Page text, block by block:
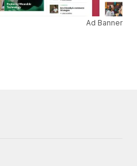
Ad Banner